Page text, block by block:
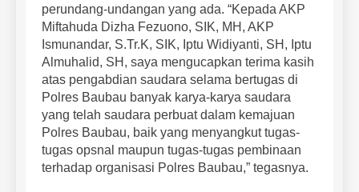
perundang-undangan yang ada. “Kepada AKP
Miftahuda Dizha Fezuono, SIK, MH, AKP
Ismunandar, S.Tr.K, SIK, Iptu Widiyanti, SH, Iptu
Almuhalid, SH, saya mengucapkan terima kasih
atas pengabdian saudara selama bertugas di
Polres Baubau banyak karya-karya saudara
yang telah saudara perbuat dalam kemajuan
Polres Baubau, baik yang menyangkut tugas-
tugas opsnal maupun tugas-tugas pembinaan
terhadap organisasi Polres Baubau,” tegasnya.